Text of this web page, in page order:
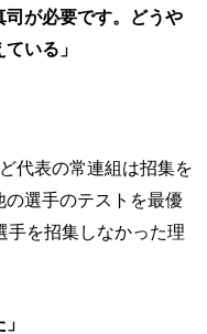
が必要です。どうや
いる」
代表の常連組は招集を
の選手のテストを最優
手を招集しなかった理